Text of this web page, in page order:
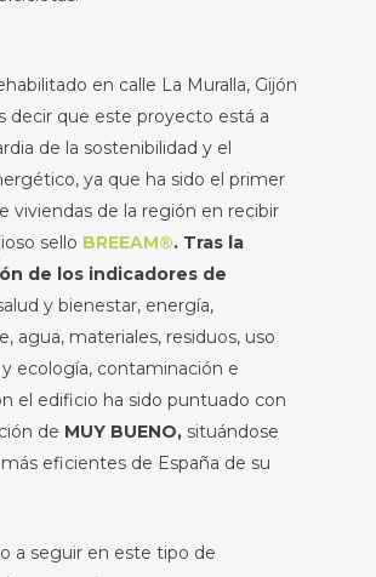
en calle La Muralla, Gijón
decir que este proyecto está a
de la sostenibilidad y el
ya que ha sido el primer
viviendas de la región en recibir
sello BREEAM®. Tras la
de los indicadores de
y bienestar, energía,
agua, materiales, residuos, uso
ecología, contaminación e
el edificio ha sido puntuado con
de MUY BUENO, situándose
eficientes de España de su
a seguir en este tipo de